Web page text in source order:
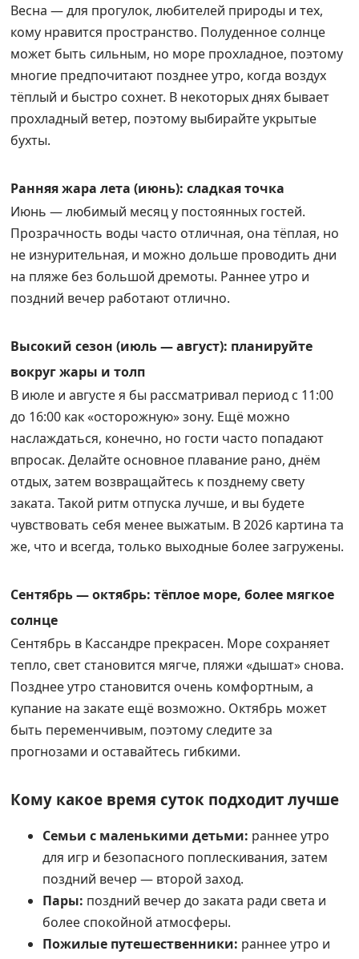
Весна — для прогулок, любителей природы и тех,
кому нравится пространство. Полуденное солнце
может быть сильным, но море прохладное, поэтому
многие предпочитают позднее утро, когда воздух
тёплый и быстро сохнет. В некоторых днях бывает
прохладный ветер, поэтому выбирайте укрытые
бухты.
Ранняя жара лета (июнь): сладкая точка
Июнь — любимый месяц у постоянных гостей.
Прозрачность воды часто отличная, она тёплая, но
не изнурительная, и можно дольше проводить дни
на пляже без большой дремоты. Раннее утро и
поздний вечер работают отлично.
Высокий сезон (июль — август): планируйте
вокруг жары и толп
В июле и августе я бы рассматривал период с 11:00
до 16:00 как «осторожную» зону. Ещё можно
наслаждаться, конечно, но гости часто попадают
впросак. Делайте основное плавание рано, днём
отдых, затем возвращайтесь к позднему свету
заката. Такой ритм отпуска лучше, и вы будете
чувствовать себя менее выжатым. В 2026 картина та
же, что и всегда, только выходные более загружены.
Сентябрь — октябрь: тёплое море, более мягкое
солнце
Сентябрь в Кассандре прекрасен. Море сохраняет
тепло, свет становится мягче, пляжи «дышат» снова.
Позднее утро становится очень комфортным, а
купание на закате ещё возможно. Октябрь может
быть переменчивым, поэтому следите за
прогнозами и оставайтесь гибкими.
Кому какое время суток подходит лучше
Семьи с маленькими детьми: раннее утро
для игр и безопасного поплескивания, затем
поздний вечер — второй заход.
Пары: поздний вечер до заката ради света и
более спокойной атмосферы.
Пожилые путешественники: раннее утро и